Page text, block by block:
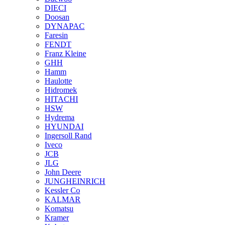
DIECI
Doosan
DYNAPAC
Faresin
FENDT
Franz Kleine
GHH
Hamm
Haulotte
Hidromek
HITACHI
HSW
Hydrema
HYUNDAI
Ingersoll Rand
Iveco
JCB
JLG
John Deere
JUNGHEINRICH
Kessler Co
KALMAR
Komatsu
Kramer